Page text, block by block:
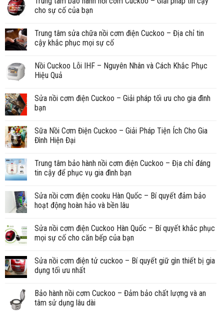
cho sự cố của bạn
Trung tâm sửa chữa nồi cơm điện Cuckoo – Địa chỉ tin
cậy khắc phục mọi sự cố
Nồi Cuckoo Lỗi IHF – Nguyên Nhân và Cách Khắc Phục
Hiệu Quả
Sửa nồi cơm điện Cuckoo – Giải pháp tối ưu cho gia đình
bạn
Sữa Nồi Cơm Điện Cuckoo – Giải Pháp Tiện Ích Cho Gia
Đình Hiện Đại
Trung tâm bảo hành nồi cơm điện Cuckoo – Địa chỉ đáng
tin cậy để phục vụ gia đình bạn
Sửa nồi cơm điện cooku Hàn Quốc – Bí quyết đảm bảo
hoạt động hoàn hảo và bền lâu
Sửa nồi cơm điện Cuckoo Hàn Quốc – Bí quyết khắc phục
mọi sự cố cho căn bếp của bạn
Sửa nồi cơm điện tử cuckoo – Bí quyết giữ gìn thiết bị gia
dụng tối ưu nhất
Bảo hành nồi cơm Cuckoo – Đảm bảo chất lượng và an
tâm sử dụng lâu dài